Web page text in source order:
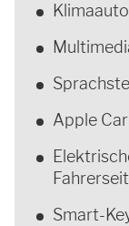
Apple
Smart-